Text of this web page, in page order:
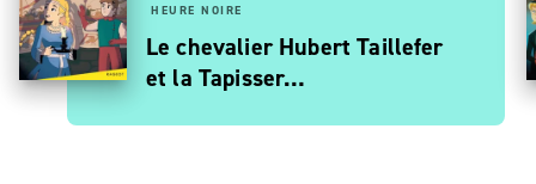
HEURE NOIRE
Le chevalier Hubert Taillefer
et la Tapisser…